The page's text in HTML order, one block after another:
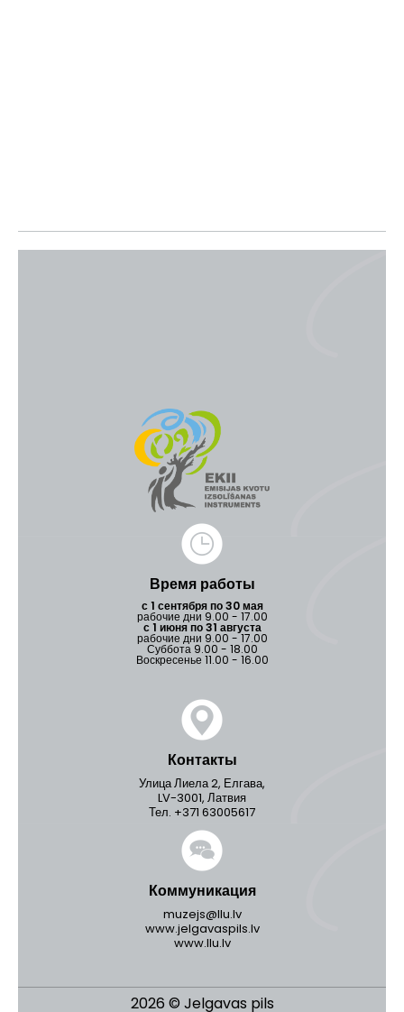
Время работы
с 1 сентября по 30 мая
рабочие дни 9.00 - 17.00
с 1 июня по 31 августа
рабочие дни 9.00 - 17.00
Суббота 9.00 - 18.00
Воскресенье 11.00 - 16.00
Контакты
Улица Лиела 2, Елгава,
LV-3001, Латвия
Тел. +371 63005617
Коммуникация
muzejs@llu.lv
www.jelgavaspils.lv
www.llu.lv
2026 © Jelgavas pils